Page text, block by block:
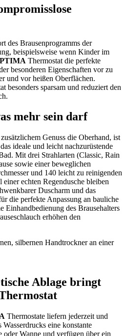
des Brausenprogramms der
beispielsweise wenn Kinder im
Thermostat die perfekte
besonderen Eigenschaften vor zu
und vor heißen Oberflächen.
besonders sparsam und reduziert den
mehr sein darf
Genuss die Oberhand, ist
ideale und leicht nachzurüstende
Mit drei Strahlarten (Classic, Rain
sowie einer beweglichen
und 140 leicht zu reinigenden
echten Regendusche bleiben
Duscharm und das
die perfekte Anpassung an bauliche
Einhandbedienung des Brausehalters
erhöhen den
Ablage bringt
Thermostate liefern jederzeit und
eine konstante
oder Wanne und verfügen über ein